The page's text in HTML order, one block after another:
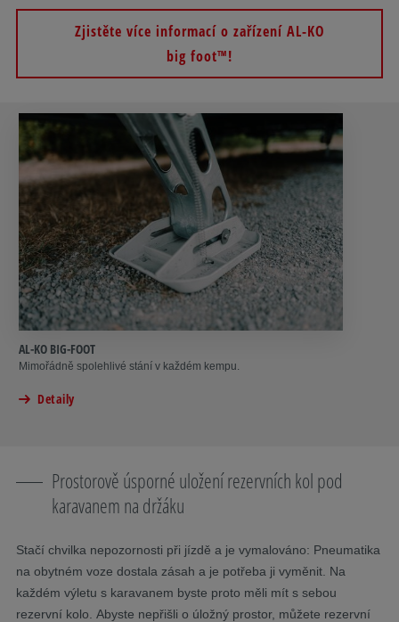
Zjistěte více informací o zařízení AL-KO
big foot™!
AL-KO BIG-FOOT
Mimořádně spolehlivé stání v každém kempu.
Detaily
Prostorově úsporné uložení rezervních kol pod
karavanem na držáku
Stačí chvilka nepozornosti při jízdě a je vymalováno: Pneumatika
na obytném voze dostala zásah a je potřeba ji vyměnit. Na
každém výletu s karavanem byste proto měli mít s sebou
rezervní kolo. Abyste nepřišli o úložný prostor, můžete rezervní